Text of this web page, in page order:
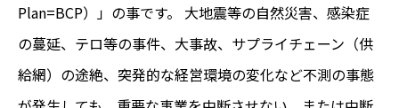
Plan=BCP）」の事です。 大地震等の自然災害、感染症
の蔓延、テロ等の事件、大事故、サプライチェーン（供
給網）の途絶、突発的な経営環境の変化など不測の事態